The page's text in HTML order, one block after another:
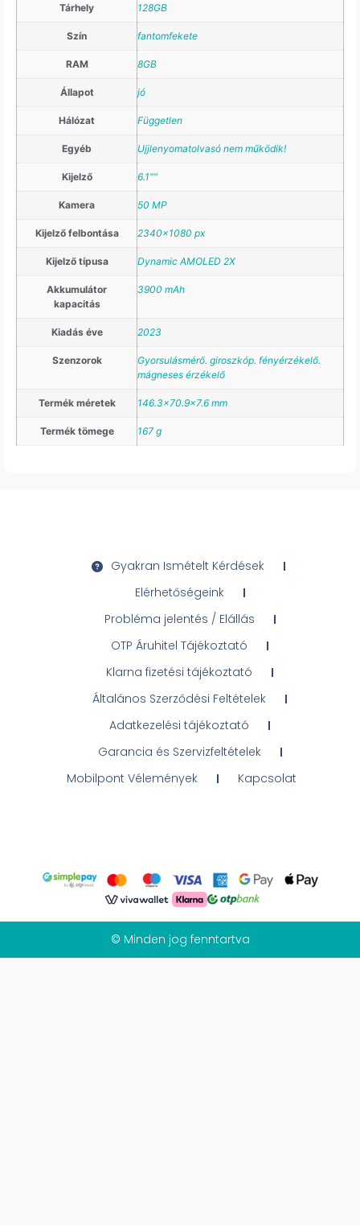
Tárhely 128GB
Szín fantomfekete
RAM 8GB
Állapot jó
Hálózat Független
Egyéb Ujjlenyomatolvasó nem működik!
Kijelző 6.1""
Kamera 50 MP
Kijelző felbontása 2340×1080 px
Kijelző típusa Dynamic AMOLED 2X
Akkumulátor
kapacitás
3900 mAh
Kiadás éve 2023
Szenzorok
Gyorsulásmérő. giroszkóp. fényérzékelő.
mágneses érzékelő
Termék méretek 146.3×70.9×7.6 mm
Termék tömege 167 g
Gyakran Ismételt Kérdések
Elérhetőségeink
Probléma jelentés / Elállás
OTP Áruhitel Tájékoztató
Klarna fizetési tájékoztató
Általános Szerződési Feltételek
Adatkezelési tájékoztató
Garancia és Szervizfeltételek
Mobilpont Vélemények
Kapcsolat
© Minden jog fenntartva